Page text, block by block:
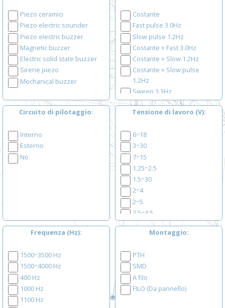
Piezo ceramici
Piezo electric sounder
Piezo electric buzzer
Magnetic buzzer
Electric solid state buzzer
Sirene piezo
Mechanical buzzer
Costante
Fast pulse 3.0Hz
Slow pulse 1.2Hz
Costante + Fast 3.0Hz
Costante + Slow 1.2Hz
Costante + Slow pulse
1.2Hz
Sweep 3.3Hz
Pulse 1.2Hz
Sweep 4.5Hz
Pulse
costante
Circuito di pilotaggio
Interno
Esterno
No
Tensione di lavoro (V)
6÷18
3÷30
7÷15
1.25÷2.5
1.5÷30
2÷4
2÷5
2.5÷4.5
3÷5
3÷15
3÷16
3÷20
3÷24
Frequenza (Hz)
1500÷3500 Hz
1500÷4000 Hz
400 Hz
1000 Hz
1100 Hz
Montaggio
PTH
SMD
A filo
FILO (Da pannello)